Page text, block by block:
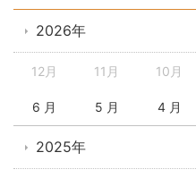
2026年
12月 11月 10月
6 月 5 月 4 月
2025年